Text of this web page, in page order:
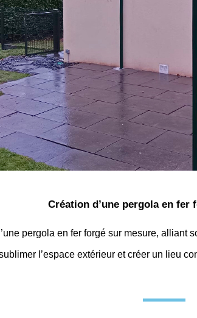
Création d’une pergola en fer
pergola en fer forgé sur mesure, alliant
l’espace extérieur et créer un lieu